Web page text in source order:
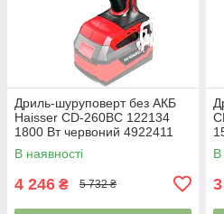
Дриль-шуруповерт без АКБ
Haisser СD-260BС 122134
1800 Вт червоний 4922411
В наявності
4 246 ₴ 5 732 ₴
В